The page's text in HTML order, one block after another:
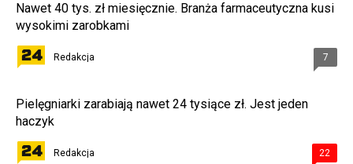
Nawet 40 tys. zł miesięcznie. Branża farmaceutyczna kusi
wysokimi zarobkami
Redakcja 7
Pielęgniarki zarabiają nawet 24 tysiące zł. Jest jeden
haczyk
Redakcja 22